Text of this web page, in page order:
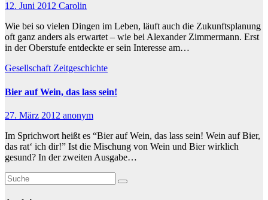
12. Juni 2012 Carolin
Wie bei so vielen Dingen im Leben, läuft auch die Zukunftsplanung
oft ganz anders als erwartet – wie bei Alexander Zimmermann. Erst
in der Oberstufe entdeckte er sein Interesse am…
GesellschaftZeitgeschichte
Bier auf Wein, das lass sein!
27. März 2012 anonym
Im Sprichwort heißt es “Bier auf Wein, das lass sein! Wein auf Bier,
das rat‘ ich dir!” Ist die Mischung von Wein und Bier wirklich
gesund? In der zweiten Ausgabe…